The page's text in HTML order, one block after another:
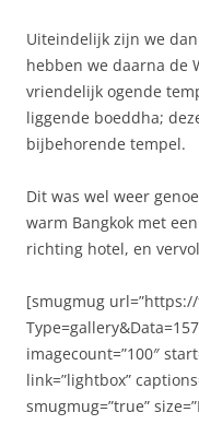
Uiteindelijk zijn we
hebben we daarna de
vriendelijk ogende
liggende boeddha;
bijbehorende tempel.
Dit was wel weer
warm Bangkok met
richting hotel, en
[smugmug
imagecount=”100″
link=”lightbox”
smugmug=”true”